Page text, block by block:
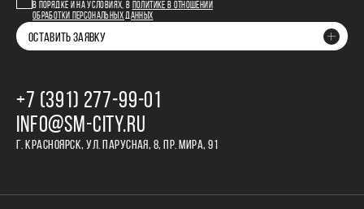
В ПОРЯДКЕ И НА УСЛОВИЯХ, В
ПОЛИТИКЕ В ОТНОШЕНИИ
ОБРАБОТКИ ПЕРСОНАЛЬНЫХ ДАННЫХ
ОСТАВИТЬ ЗАЯВКУ
+7 (391) 277‒99‒01
INFO@SM-CITY.RU
Г. КРАСНОЯРСК, УЛ. ПАРУСНАЯ, 8, ПР. МИРА, 91